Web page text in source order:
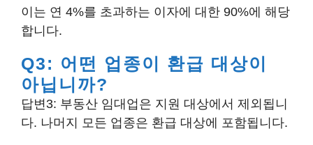
이는 연 4%를 초과하는 이자에 대한 90%에 해당
합니다.
Q3: 어떤 업종이 환급 대상이
아닙니까?
답변3: 부동산 임대업은 지원 대상에서 제외됩니
다. 나머지 모든 업종은 환급 대상에 포함됩니다.